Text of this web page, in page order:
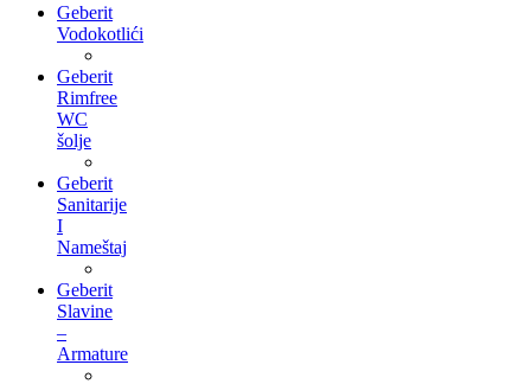
Geberit
Vodokotlići
Geberit
Rimfree
WC
šolje
Geberit
Sanitarije
I
Nameštaj
Geberit
Slavine
–
Armature